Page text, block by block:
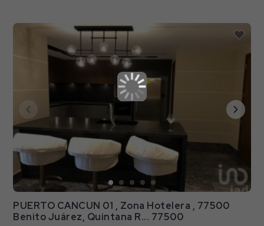
PUERTO CANCUN 01 , Zona Hotelera , 77500
Benito Juárez, Quintana R... 77500